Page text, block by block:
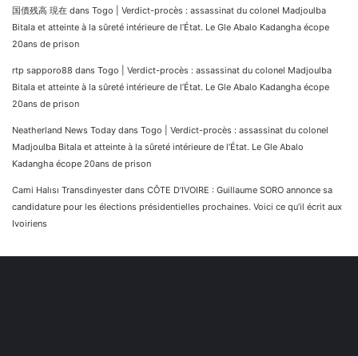
国債残高 現在 dans Togo | Verdict-procès : assassinat du colonel Madjoulba
Bitala et atteinte à la sûreté intérieure de l’État. Le Gle Abalo Kadangha écope
20ans de prison
rtp sapporo88 dans Togo | Verdict-procès : assassinat du colonel Madjoulba
Bitala et atteinte à la sûreté intérieure de l’État. Le Gle Abalo Kadangha écope
20ans de prison
Neatherland News Today dans Togo | Verdict-procès : assassinat du colonel
Madjoulba Bitala et atteinte à la sûreté intérieure de l’État. Le Gle Abalo
Kadangha écope 20ans de prison
Cami Halısı Transdinyester dans CÔTE D’IVOIRE : Guillaume SORO annonce sa
candidature pour les élections présidentielles prochaines. Voici ce qu’il écrit aux
Ivoiriens